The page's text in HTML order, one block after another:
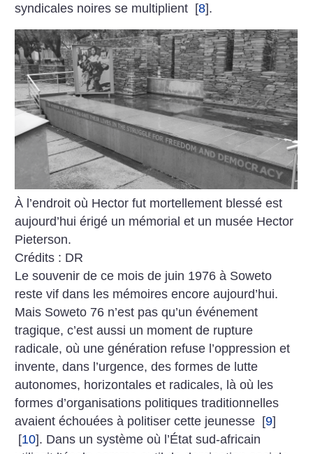
syndicales noires se multiplient [8].
À l’endroit où Hector fut mortellement blessé est
aujourd’hui érigé un mémorial et un musée Hector
Pieterson.
Crédits : DR
Le souvenir de ce mois de juin 1976 à Soweto
reste vif dans les mémoires encore aujourd’hui.
Mais Soweto 76 n’est pas qu’un événement
tragique, c’est aussi un moment de rupture
radicale, où une génération refuse l’oppression et
invente, dans l’urgence, des formes de lutte
autonomes, horizontales et radicales, là où les
formes d’organisations politiques traditionnelles
avaient échouées à politiser cette jeunesse [9]
[10]. Dans un système où l’État sud-africain